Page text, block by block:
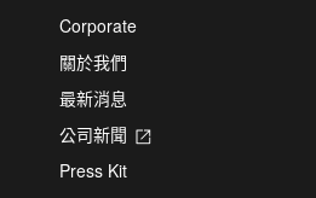
Corporate
關於我們
最新消息
公司新聞
Press Kit